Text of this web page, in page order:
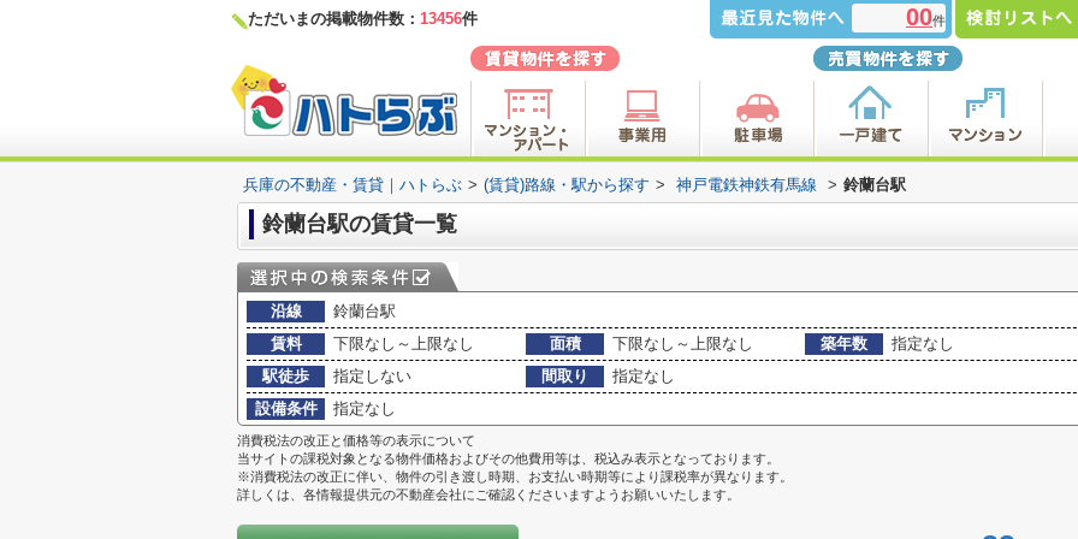
ただいまの掲載物件数： 13456件 00件
兵庫の不動産・賃貸｜ハトらぶ > (賃貸)路線・駅から探す > 神戸電鉄神鉄有馬線 > 鈴蘭台駅
鈴蘭台駅の賃貸一覧
沿線
鈴蘭台駅
賃料
下限なし～上限なし 面積 下限なし～上限なし 築年数
指定なし
駅徒歩
指定しない 間取り
指定なし
設備条件
指定なし
消費税法の改正と価格等の表示について
当サイトの課税対象となる物件価格およびその他費用等は、税込み表示となっております。
※消費税法の改正に伴い、物件の引き渡し時期、お支払い時期等により課税率が異なります。
詳しくは、各情報提供元の不動産会社にご確認くださいますようお願いいたします。